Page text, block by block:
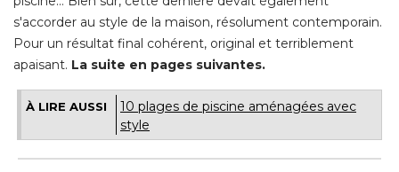
s'accorder au style de la maison, résolument contemporain.
Pour un résultat final cohérent, original et terriblement
apaisant. La suite en pages suivantes.
À LIRE AUSSI
10 plages de piscine aménagées avec
style